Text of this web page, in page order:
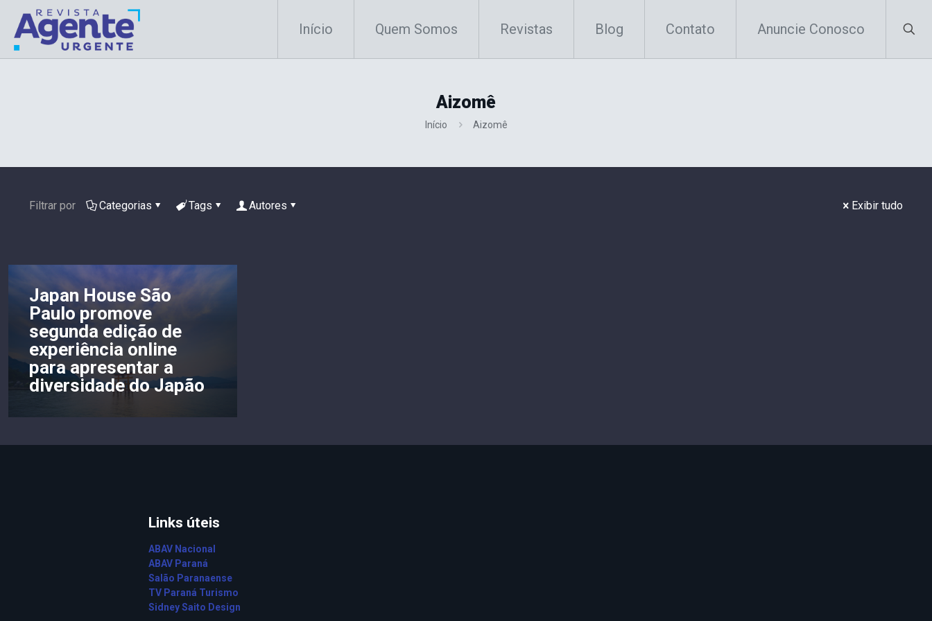
Início Quem Somos Revistas Blog Contato Anuncie Conosco
Aizomê
Início Aizomê
Filtrar por Categorias Tags Autores Exibir tudo
Japan House São
Paulo promove
segunda edição de
experiência online
para apresentar a
diversidade do Japão
Links úteis
ABAV Nacional
ABAV Paraná
Salão Paranaense
TV Paraná Turismo
Sidney Saito Design